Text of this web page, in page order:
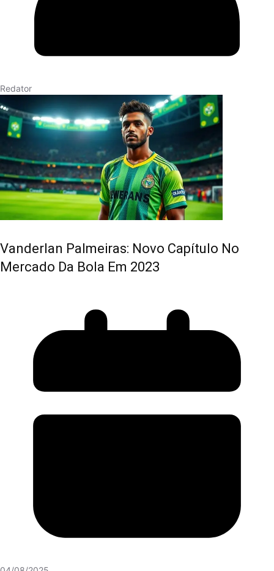
Redator
Vanderlan Palmeiras: Novo Capítulo No
Mercado Da Bola Em 2023